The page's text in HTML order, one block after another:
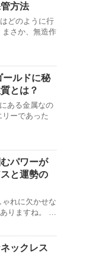
方法
どのように行
さか、無造作
ールドに秘
とは？
ある金属なの
ーであった
パワーが
と運勢の
ゃれに欠かせな
りますね。 …
ックレス